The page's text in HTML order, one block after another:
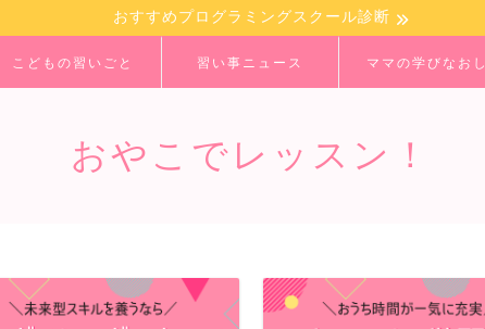
おすすめプログラミングスクール診断
こどもの習いごと 習い事ニュース ママの学びなおし
おやこでレッスン！